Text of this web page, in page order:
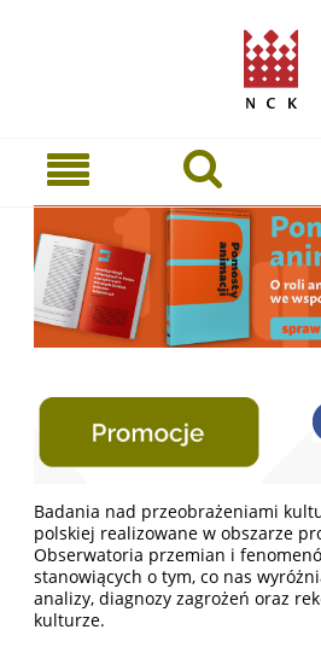
Badania nad przeobrażeniami
polskiej realizowane w obszarze
Obserwatoria przemian i
stanowiących o tym, co nas
analizy, diagnozy zagrożeń oraz
kulturze.